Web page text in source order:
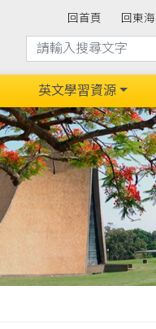
回首頁 回東
英文學習資源